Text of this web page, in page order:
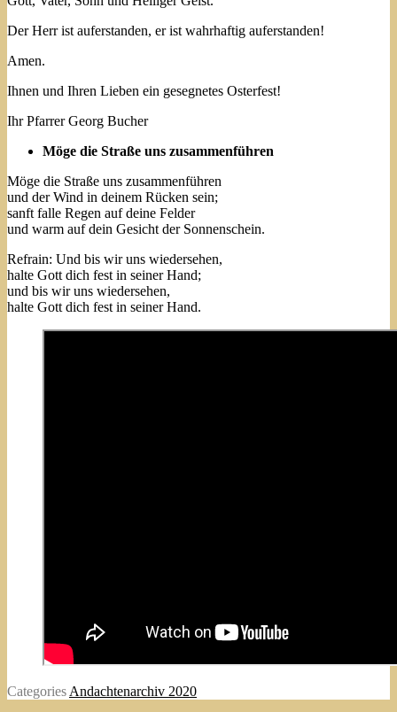
Der Herr ist auferstanden, er ist wahrhaftig auferstanden!
Amen.
Ihnen und Ihren Lieben ein gesegnetes Osterfest!
Ihr Pfarrer Georg Bucher
Möge die Straße uns zusammenführen
Möge die Straße uns zusammenführen
und der Wind in deinem Rücken sein;
sanft falle Regen auf deine Felder
und warm auf dein Gesicht der Sonnenschein.
Refrain: Und bis wir uns wiedersehen,
halte Gott dich fest in seiner Hand;
und bis wir uns wiedersehen,
halte Gott dich fest in seiner Hand.
Categories Andachtenarchiv 2020